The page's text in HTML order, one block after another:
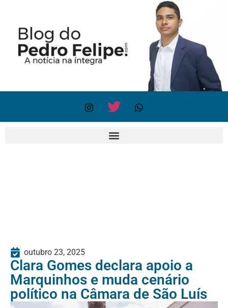
outubro 23, 2025
Clara Gomes declara apoio a
Marquinhos e muda cenário
político na Câmara de São Luís